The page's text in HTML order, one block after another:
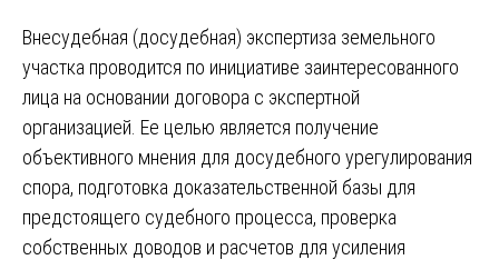
Внесудебная (досудебная) экспертиза земельного
участка проводится по инициативе заинтересованного
лица на основании договора с экспертной
организацией. Ее целью является получение
объективного мнения для досудебного урегулирования
спора, подготовка доказательственной базы для
предстоящего судебного процесса, проверка
собственных доводов и расчетов для усиления